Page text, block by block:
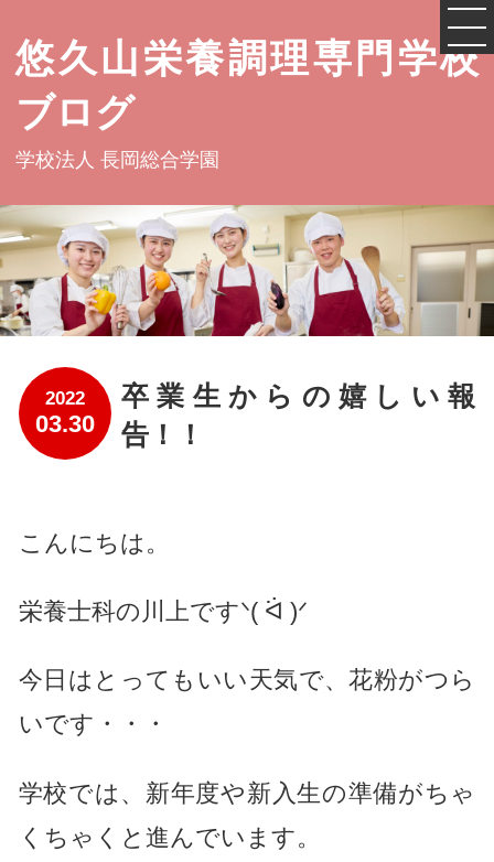
悠久山栄養調理専門学校
ブログ
学校法人 長岡総合学園
2022
03.30
卒業生からの嬉しい報
告！！
こんにちは。
栄養士科の川上ですᐠ( ᐛ )ᐟ
今日はとってもいい天気で、花粉がつら
いです・・・
学校では、新年度や新入生の準備がちゃ
くちゃくと進んでいます。